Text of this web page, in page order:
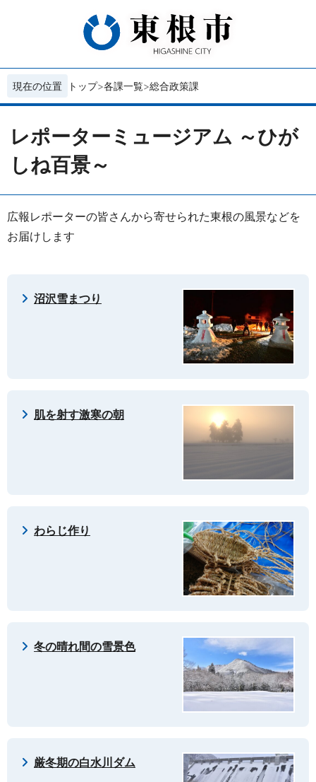
現在の位置 トップ 各課一覧 総合政策課
レポーターミュージアム ～ひが
しね百景～
広報レポーターの皆さんから寄せられた東根の風景などを
お届けします
沼沢雪まつり
肌を射す激寒の朝
わらじ作り
冬の晴れ間の雪景色
厳冬期の白水川ダム